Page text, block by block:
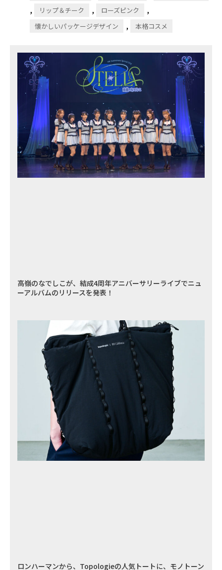
, リップ＆チーク , ローズピンク ,
懐かしいパッケージデザイン , 本格コスメ
高嶺のなでしこが、結成4周年アニバーサリーライブでニュ
ーアルバムのリリースを発表！
ロンハーマンから、Topologieの人気トートに、モノトーン